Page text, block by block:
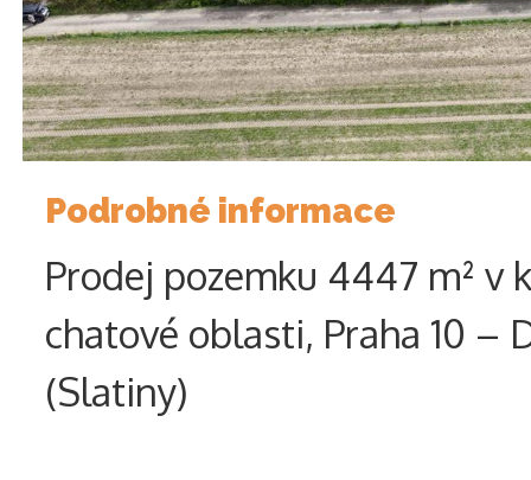
Podrobné informace
Prodej pozemku 4447 m² v
chatové oblasti, Praha 10 –
(Slatiny)